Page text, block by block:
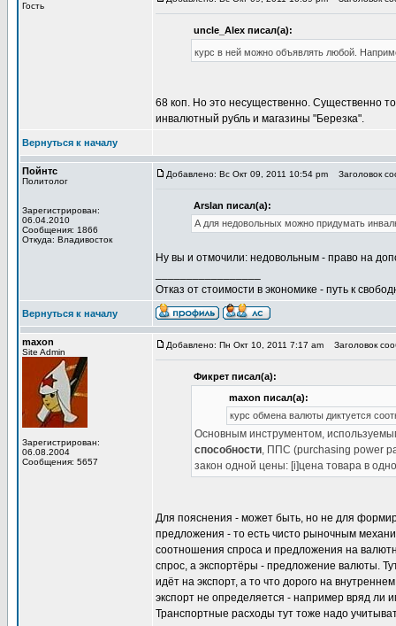
Гость
uncle_Alex писал(а):
курс в ней можно объявлять любой.
68 коп. Но это несущественно. Существенно
инвалютный рубль и магазины "Березка".
Вернуться к началу
Пойнтс
Политолог
Зарегистрирован:
06.04.2010
Сообщения: 1866
Откуда: Владивосток
Добавлено: Вс Окт 09, 2011 10:54 pm Заголовок
Arslan писал(а):
А для недовольных можно придумать
Ну вы и отмочили: недовольным - право на
Отказ от стоимости в экономике - путь к
Вернуться к началу
maxon
Site Admin
Зарегистрирован:
06.08.2004
Сообщения: 5657
Добавлено: Пн Окт 10, 2011 7:17 am Заголовок
Фикрет писал(а):
maxon писал(а):
курс обмена валюты диктуется
Основным инструментом,
способности, ППС (purchasing power
закон одной цены: [i]цена товара в
Для пояснения - может быть, но не для
предложения - то есть чисто рыночным
соотношения спроса и предложения на
спрос, а экспортёры - предложение валюты.
идёт на экспорт, а то что дорого на
экспорт не определяется - например вряд ли
Транспортные расходы тут тоже надо